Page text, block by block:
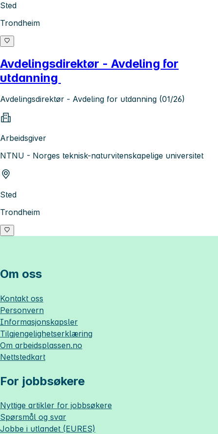
Sted
Trondheim
Avdelingsdirektør - Avdeling for
utdanning
Avdelingsdirektør - Avdeling for utdanning (01/26)
Arbeidsgiver
NTNU - Norges teknisk-naturvitenskapelige universitet
Sted
Trondheim
Om oss
Kontakt oss
Personvern
Informasjonskapsler
Tilgjengelighetserklæring
Om arbeidsplassen.no
Nettstedkart
For jobbsøkere
Nyttige artikler for jobbsøkere
Spørsmål og svar
Jobbe i utlandet (EURES)